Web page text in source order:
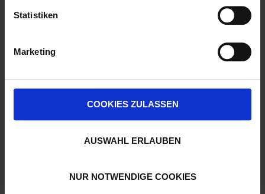
Statistiken
Marketing
COOKIES ZULASSEN
AUSWAHL ERLAUBEN
NUR NOTWENDIGE COOKIES